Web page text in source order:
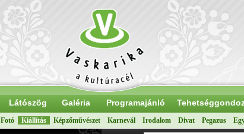
Látószög Galéria Programajánló
Fotó Kiállítás Képzőművészet Karnevál Irodalom Divat Pegazus